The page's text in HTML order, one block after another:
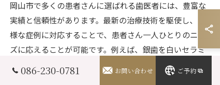
岡山市で多くの患者さんに選ばれる歯医者には、豊富な
実績と信頼性があります。最新の治療技術を駆使し、多
様な症例に対応することで、患者さん一人ひとりのニー
ズに応えることが可能です。例えば、銀歯を白いセラミ
ックに交換する際も、歯や噛み合わせの状態をしっかり
と確認し、最適な治療計画を提案します。さらに、具体
086-230-0781 お問い合わせ ご予約